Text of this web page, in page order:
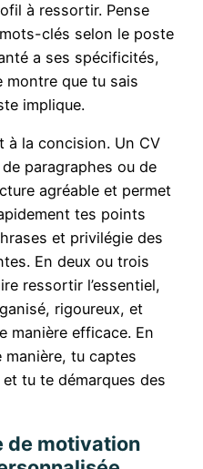
à ressortir. Pense
clés selon le poste
a ses spécificités,
montre que tu sais
implique.
à la concision. Un CV
paragraphes ou de
agréable et permet
tes points
et privilégie des
En deux ou trois
ressortir l’essentiel,
rigoureux, et
manière efficace. En
tu captes
tu te démarques des
de motivation